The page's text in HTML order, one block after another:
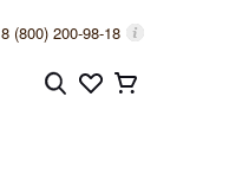
8 (800) 200-98-18